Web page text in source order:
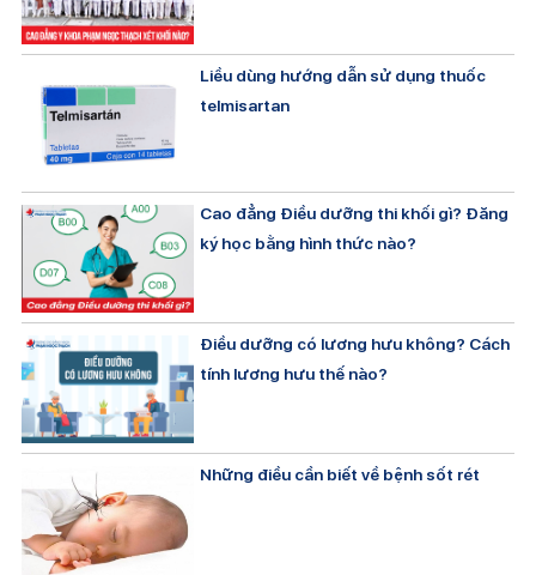
Liều dùng hướng dẫn sử dụng thuốc
telmisartan
Cao đẳng Điều dưỡng thi khối gì? Đăng
ký học bằng hình thức nào?
Điều dưỡng có lương hưu không? Cách
tính lương hưu thế nào?
Những điều cần biết về bệnh sốt rét